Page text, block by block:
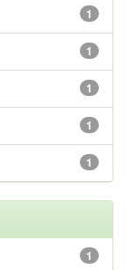
1
1
1
1
1
1